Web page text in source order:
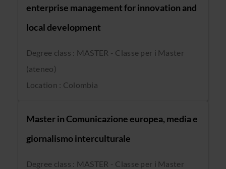
enterprise management for innovation and
local development
Degree class : MASTER - Classe per i Master
(ateneo)
Location : Colombia
Master in Comunicazione europea, media e
giornalismo interculturale
Degree class : MASTER - Classe per i Master